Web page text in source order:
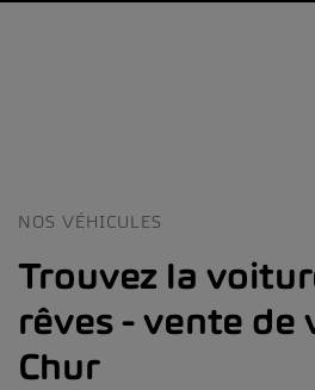
NOS VÉHICULES
Trouvez la
rêves - vente de
Chur